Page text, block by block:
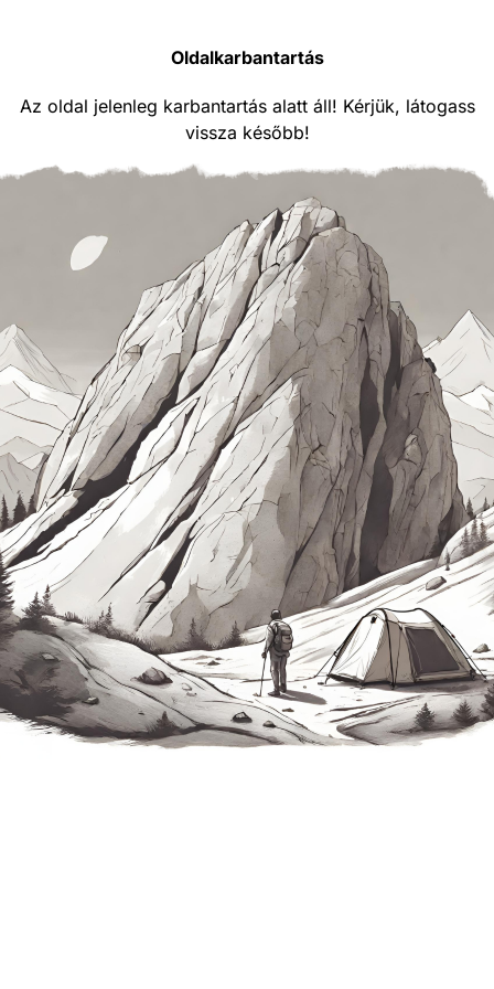
Oldalkarbantartás
Az oldal jelenleg karbantartás alatt áll! Kérjük, látogass
vissza később!